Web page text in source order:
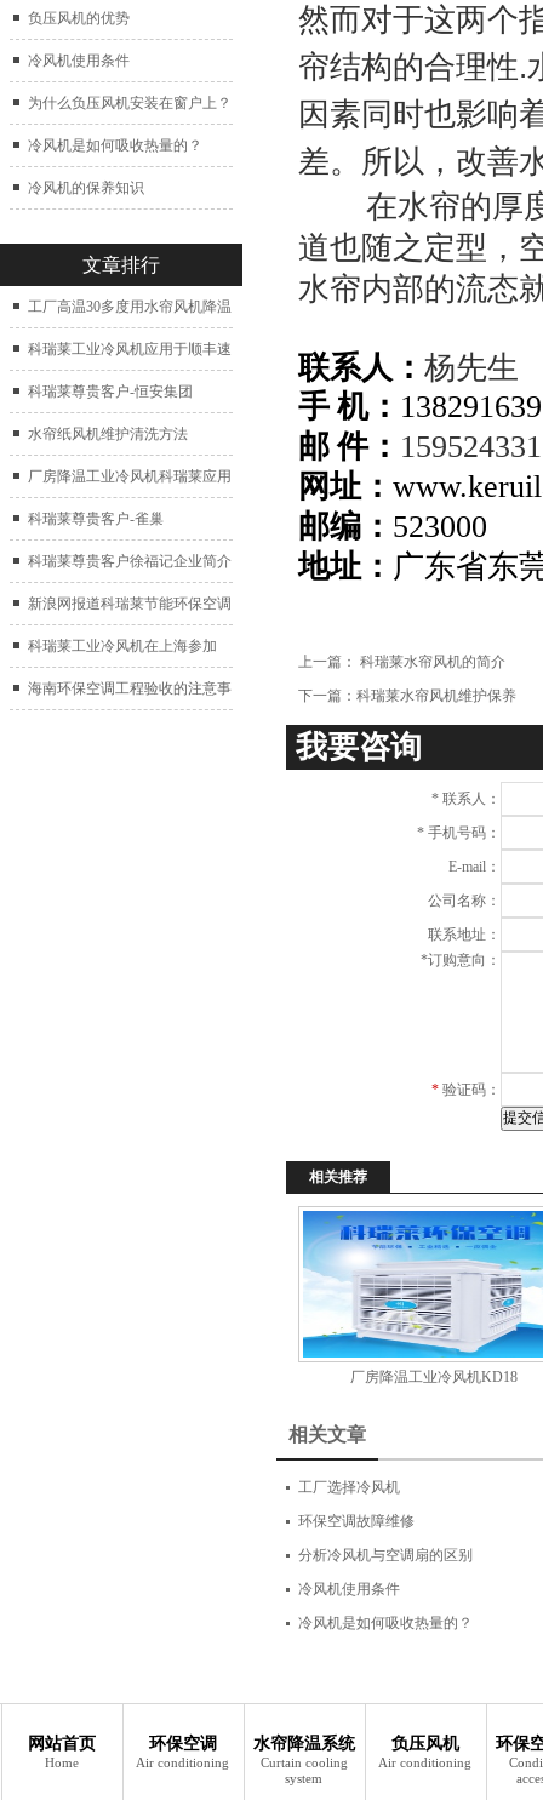
负压风机的优势
冷风机使用条件
为什么负压风机安装在窗户上？
冷风机是如何吸收热量的？
冷风机的保养知识
文章排行
工厂高温30多度用水帘风机降温
科瑞莱工业冷风机应用于顺丰速
运仓库通风降温
科瑞莱尊贵客户-恒安集团
水帘纸风机维护清洗方法
厂房降温工业冷风机科瑞莱应用
于广州制鞋厂
科瑞莱尊贵客户-雀巢
科瑞莱尊贵客户徐福记企业简介
新浪网报道科瑞莱节能环保空调
扇
科瑞莱工业冷风机在上海参加
2017中国制冷展
海南环保空调工程验收的注意事
然而对于这两个
帘结构的合理性.
因素同时也影响
差。所以，改善
在水帘的厚度
道也随之定型，
水帘内部的流态
联系人： 杨先生
手 机：
邮 件：
网址：
邮编： 523000
地址： 广东省东
上一篇： 科瑞莱水帘风机的简介
下一篇： 科瑞莱水帘风机维护保养
我要咨询
* 联系人：
* 手机号码：
E-mail：
公司名称：
联系地址：
*订购意向：
* 验证码：
相关推荐
厂房降温工业冷风机KD18
相关文章
工厂选择冷风机
环保空调故障维修
分析冷风机与空调扇的区别
冷风机使用条件
冷风机是如何吸收热量的？
网站首页
Home
环保空调
Air conditioning
水帘降温系统
Curtain cooling
system
负压风机
Air conditioning
环保